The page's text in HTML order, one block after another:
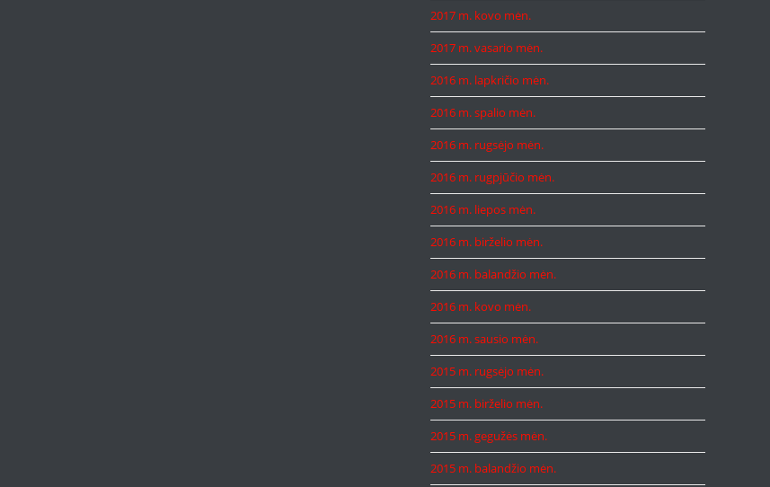
2017 m. kovo mėn.
2017 m. vasario mėn.
2016 m. lapkričio mėn.
2016 m. spalio mėn.
2016 m. rugsėjo mėn.
2016 m. rugpjūčio mėn.
2016 m. liepos mėn.
2016 m. birželio mėn.
2016 m. balandžio mėn.
2016 m. kovo mėn.
2016 m. sausio mėn.
2015 m. rugsėjo mėn.
2015 m. birželio mėn.
2015 m. gegužės mėn.
2015 m. balandžio mėn.